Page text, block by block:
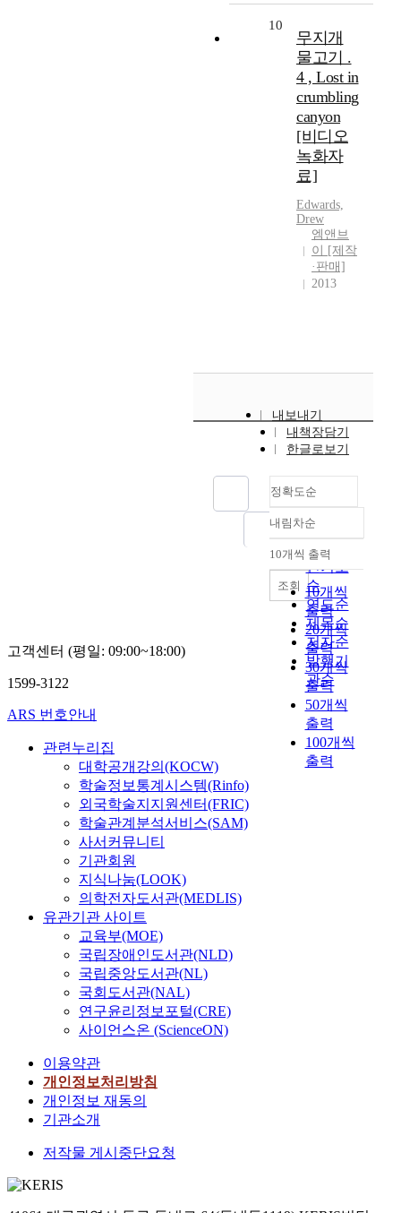
10
무지개
물고기 .
4 , Lost in
crumbling
canyon
[비디오
녹화자
료]
Edwards,
Drew
엠앤브
이 [제작
·판매]
2013
내보내기
내책장담기
한글로보기
정확도순
정확도
순
인기도
순
연도순
제목순
저자순
발행기
관순
내림차순
내림차순
10개씩 출력
10개씩
출력
20개씩
출력
30개씩
출력
50개씩
출력
100개씩
출력
조회
고객센터 (평일: 09:00~18:00)
1599-3122
ARS 번호안내
관련누리집
대학공개강의(KOCW)
학술정보통계시스템(Rinfo)
외국학술지지원센터(FRIC)
학술관계분석서비스(SAM)
사서커뮤니티
기관회원
지식나눔(LOOK)
의학전자도서관(MEDLIS)
유관기관 사이트
교육부(MOE)
국립장애인도서관(NLD)
국립중앙도서관(NL)
국회도서관(NAL)
연구윤리정보포털(CRE)
사이언스온 (ScienceON)
이용약관
개인정보처리방침
개인정보 재동의
기관소개
저작물 게시중단요청